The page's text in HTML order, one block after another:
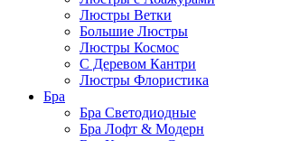
Люстры Ветки
Большие Люстры
Люстры Космос
С Деревом Кантри
Люстры Флористика
Бра
Бра Светодиодные
Бра Лофт & Модерн